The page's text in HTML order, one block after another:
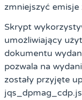
zmniejszyć
Skrypt
umożliwiający
dokumentu
pozwala na
zostały przyjęte